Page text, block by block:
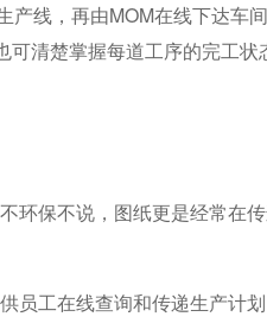
线，再由MOM在线下达车
清楚掌握每道工序的完工
保不说，图纸更是经常在传
工在线查询和传递生产计